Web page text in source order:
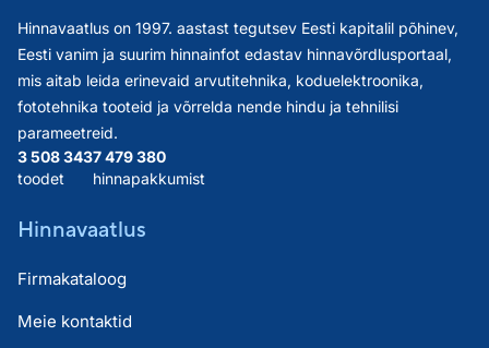
Hinnavaatlus on 1997. aastast tegutsev Eesti kapitalil põhinev,
Eesti vanim ja suurim hinnainfot edastav hinnavõrdlusportaal,
mis aitab leida erinevaid arvutitehnika, koduelektroonika,
fototehnika tooteid ja võrrelda nende hindu ja tehnilisi
parameetreid.
3 508 343
toodet
7 479 380
hinnapakkumist
Hinnavaatlus
Firmakataloog
Meie kontaktid